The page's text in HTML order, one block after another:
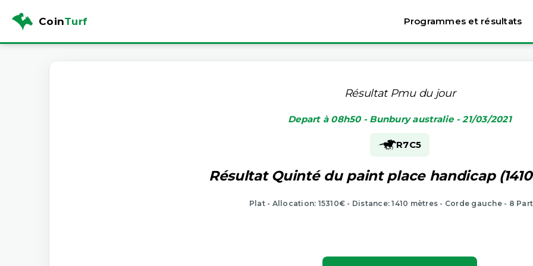
CoinTurf Programmes et résultats
Résultat Pmu du jour
Depart à 08h50 - Bunbury australie - 21/03/2021
R7C5
Résultat Quinté du paint place handicap
Plat - Allocation: 15310€ - Distance: 1410 mètres - Corde gauche - 8